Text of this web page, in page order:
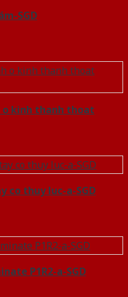
SGD
o kinh thanh thoat
co thuy luc-a-SGD
P1R2-a-SGD